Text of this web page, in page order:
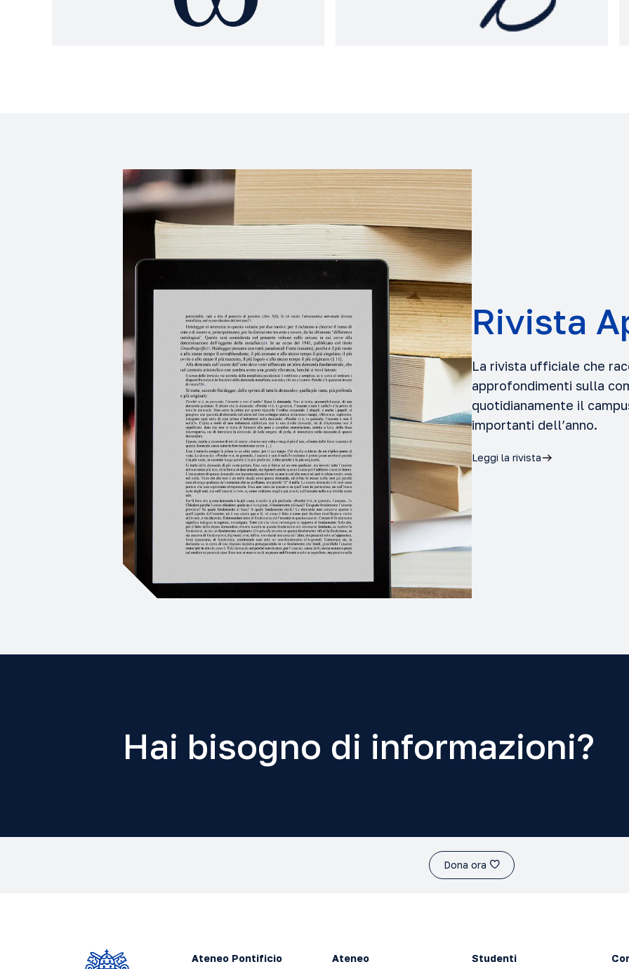
Rivista
La rivista ufficiale che
approfondimenti sulla
quotidianamente il
importanti dell’anno.
Leggi la rivista
Hai bisogno di informazioni?
Dona ora
Ateneo Pontificio Ateneo Studenti